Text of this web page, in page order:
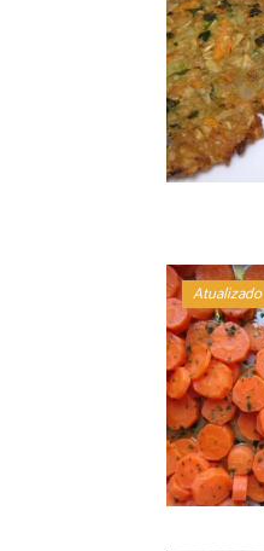
Atualizado